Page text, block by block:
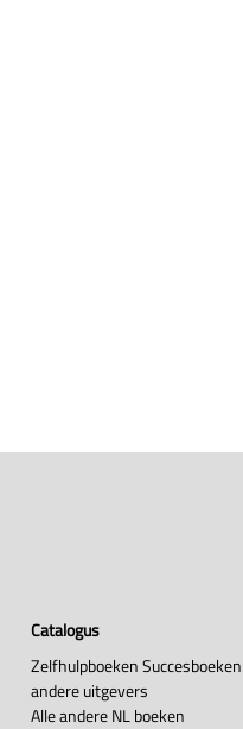
Catalogus
Zelfhulpboeken
andere uitgevers
Alle andere NL boeken